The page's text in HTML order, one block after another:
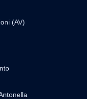
(AV)